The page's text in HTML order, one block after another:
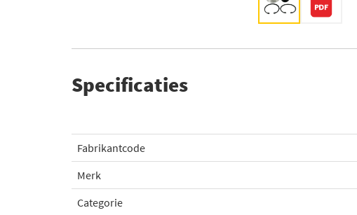
Specificaties
Fabrikantcode
Merk
Categorie